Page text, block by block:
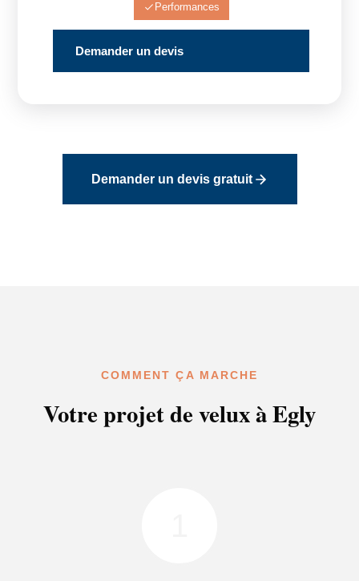
Performances
Demander un devis
Demander un devis gratuit
COMMENT ÇA MARCHE
Votre projet de velux à Egly